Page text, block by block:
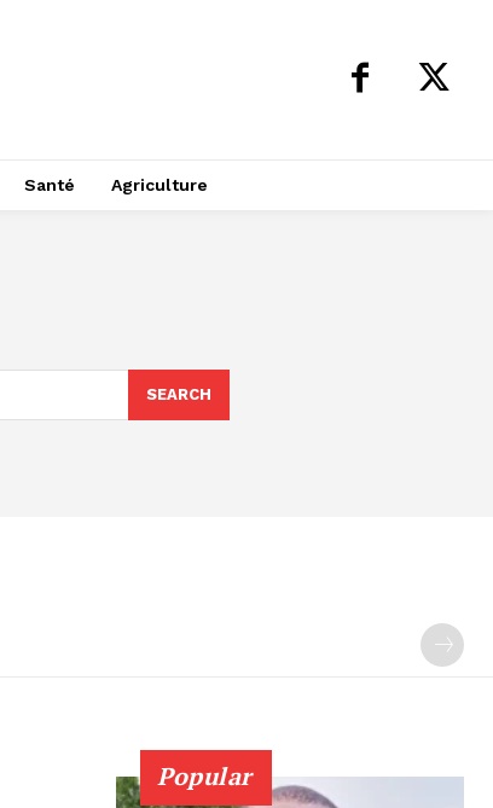
Santé Agriculture
SEARCH
Popular